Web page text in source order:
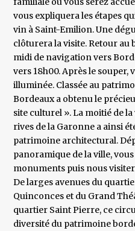
vous expliquera les étapes
vin à Saint-Emilion. Une
clôturera la visite. Retour au
midi de navigation vers
vers 18h00. Après le souper,
illuminée. Classée au
Bordeaux a obtenu le
site culturel ». La moitié de
rives de la Garonne a ainsi
patrimoine architectural.
panoramique de la ville,
monuments puis nous
De larges avenues du
Quinconces et du Grand
quartier Saint Pierre, ce
diversité du patrimoine